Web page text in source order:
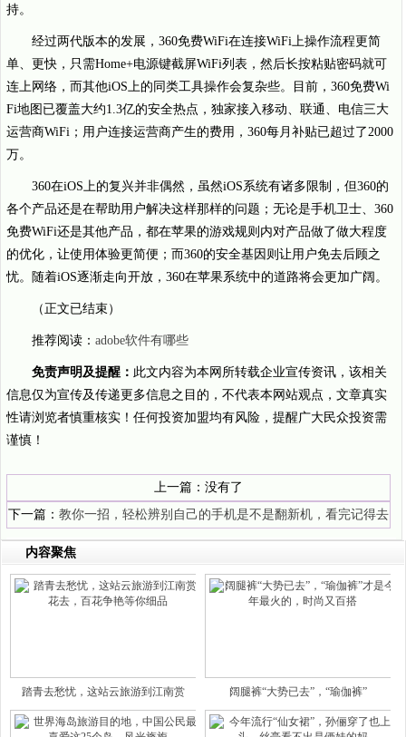
持。
经过两代版本的发展，360免费WiFi在连接WiFi上操作流程更简
单、更快，只需Home+电源键截屏WiFi列表，然后长按粘贴密码就可
连上网络，而其他iOS上的同类工具操作会复杂些。目前，360免费Wi
Fi地图已覆盖大约1.3亿的安全热点，独家接入移动、联通、电信三大
运营商WiFi；用户连接运营商产生的费用，360每月补贴已超过了2000
万。
360在iOS上的复兴并非偶然，虽然iOS系统有诸多限制，但360的
各个产品还是在帮助用户解决这样那样的问题；无论是手机卫士、360
免费WiFi还是其他产品，都在苹果的游戏规则内对产品做了做大程度
的优化，让使用体验更简便；而360的安全基因则让用户免去后顾之
忧。随着iOS逐渐走向开放，360在苹果系统中的道路将会更加广阔。
（正文已结束）
推荐阅读： adobe软件有哪些
免责声明及提醒： 此文内容为本网所转载企业宣传资讯，该相关
信息仅为宣传及传递更多信息之目的，不代表本网站观点，文章真实
性请浏览者慎重核实！任何投资加盟均有风险，提醒广大民众投资需
谨慎！
上一篇：没有了
下一篇： 教你一招，轻松辨别自己的手机是不是翻新机，看完记得去
查一下
内容聚焦
踏青去愁忧，这站云旅游到江南赏 阔腿裤“大势已去”，“瑜伽裤”